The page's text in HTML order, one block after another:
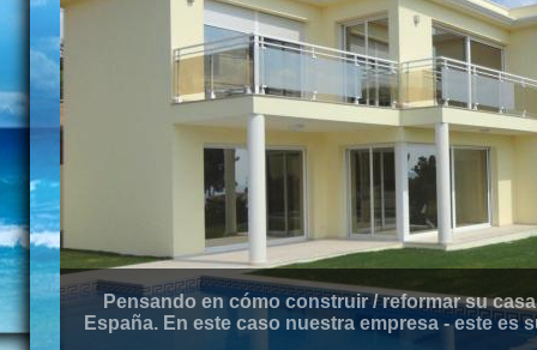
Pensando en cómo construir / reformar su
España. En este caso nuestra empresa - este es